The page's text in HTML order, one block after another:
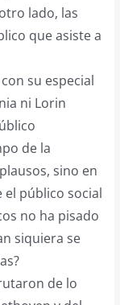
lado, las
que asiste a
su especial
ni Lorin
de la
sino en
el público social
no ha pisado
siquiera se
de lo